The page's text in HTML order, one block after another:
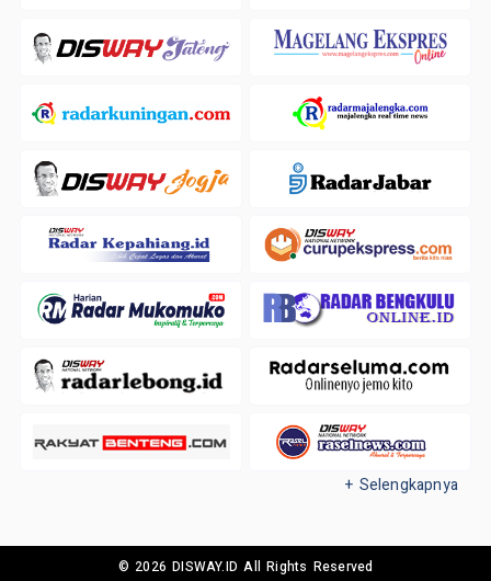
+ Selengkapnya
© 2026 DISWAY.ID All Rights Reserved